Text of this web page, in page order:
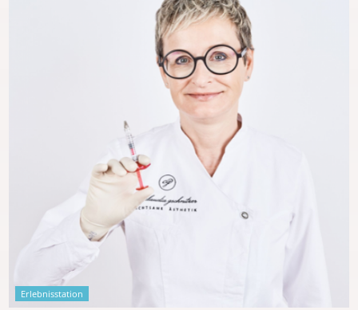
Erlebnisstation